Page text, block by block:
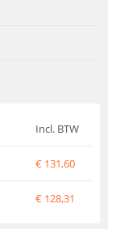
Incl. BTW
€ 131,60
€ 128,31